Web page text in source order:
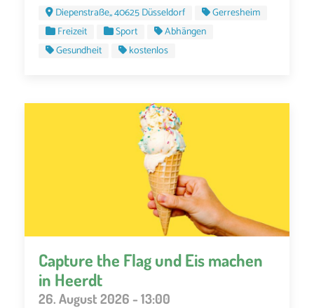
Diepenstraße,, 40625 Düsseldorf
Gerresheim
Freizeit
Sport
Abhängen
Gesundheit
kostenlos
Capture the Flag und Eis machen
in Heerdt
26. August 2026 - 13:00